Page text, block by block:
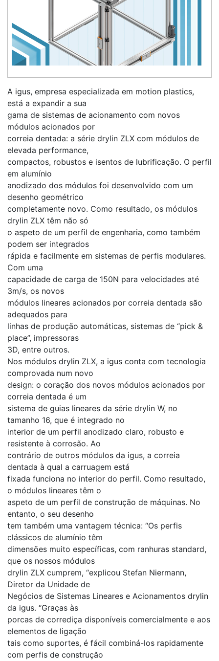
A igus, empresa especializada em motion plastics,
está a expandir a sua
gama de sistemas de acionamento com novos
módulos acionados por
correia dentada: a série drylin ZLX com módulos de
elevada performance,
compactos, robustos e isentos de lubrificação. O perfil
em alumínio
anodizado dos módulos foi desenvolvido com um
desenho geométrico
completamente novo. Como resultado, os módulos
drylin ZLX têm não só
o aspeto de um perfil de engenharia, como também
podem ser integrados
rápida e facilmente em sistemas de perfis modulares.
Com uma
capacidade de carga de 150N para velocidades até
3m/s, os novos
módulos lineares acionados por correia dentada são
adequados para
linhas de produção automáticas, sistemas de “pick &
place”, impressoras
3D, entre outros.
Nos módulos drylin ZLX, a igus conta com tecnologia
comprovada num novo
design: o coração dos novos módulos acionados por
correia dentada é um
sistema de guias lineares da série drylin W, no
tamanho 16, que é integrado no
interior de um perfil anodizado claro, robusto e
resistente à corrosão. Ao
contrário de outros módulos da igus, a correia
dentada à qual a carruagem está
fixada funciona no interior do perfil. Como resultado,
o módulos lineares têm o
aspeto de um perfil de construção de máquinas. No
entanto, o seu desenho
tem também uma vantagem técnica: “Os perfis
clássicos de alumínio têm
dimensões muito específicas, com ranhuras standard,
que os nossos módulos
drylin ZLX cumprem, “explicou Stefan Niermann,
Diretor da Unidade de
Negócios de Sistemas Lineares e Acionamentos drylin
da igus. “Graças às
porcas de corrediça disponíveis comercialmente e aos
elementos de ligação
tais como suportes, é fácil combiná-los rapidamente
com perfis de construção